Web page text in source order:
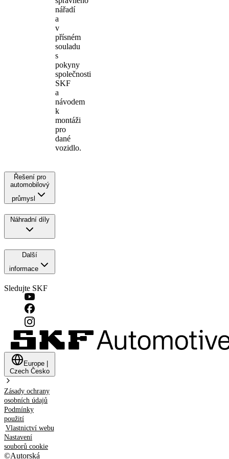
nářadí
a
v
přísném
souladu
s
pokyny
společnosti
SKF
a
návodem
k
montáži
pro
dané
vozidlo.
Řešení pro
automobilový
průmysl
Náhradní díly
Další
informace
Sledujte SKF
Europe
Czech Česko
Zásady ochrany
osobních údajů
Podmínky
použití
Vlastnictví webu
Nastavení
souborů cookie
©Autorská